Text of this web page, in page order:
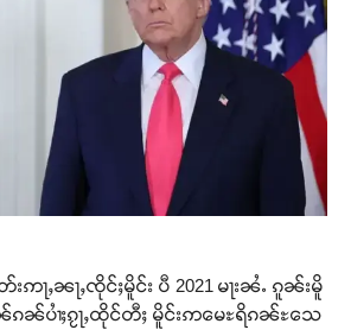
ဢႃႇၼႃႇၸိုင်ႈမိူင်း ပီ 2021 မႃးၼႆႉ ၵူၼ်းမိူ
ၵၼ်ပၢႆႈၵႂႃႇထိုင်တီႈ မိူင်းဢမေႊရိၵၼ်ႊသေ